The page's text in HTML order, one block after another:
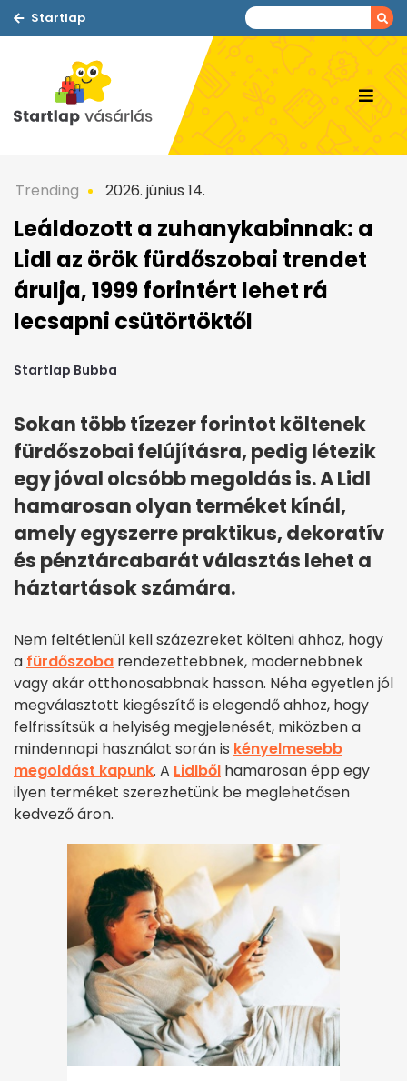
Startlap
Trending 2026. június 14.
Leáldozott a zuhanykabinnak: a
Lidl az örök fürdőszobai trendet
árulja, 1999 forintért lehet rá
lecsapni csütörtöktől
Startlap Bubba
Sokan több tízezer forintot költenek
fürdőszobai felújításra, pedig létezik
egy jóval olcsóbb megoldás is. A Lidl
hamarosan olyan terméket kínál,
amely egyszerre praktikus, dekoratív
és pénztárcabarát választás lehet a
háztartások számára.
Nem feltétlenül kell százezreket költeni ahhoz, hogy
a fürdőszoba rendezettebbnek, modernebbnek
vagy akár otthonosabbnak hasson. Néha egyetlen jól
megválasztott kiegészítő is elegendő ahhoz, hogy
felfrissítsük a helyiség megjelenését, miközben a
mindennapi használat során is kényelmesebb
megoldást kapunk. A Lidlből hamarosan épp egy
ilyen terméket szerezhetünk be meglehetősen
kedvező áron.